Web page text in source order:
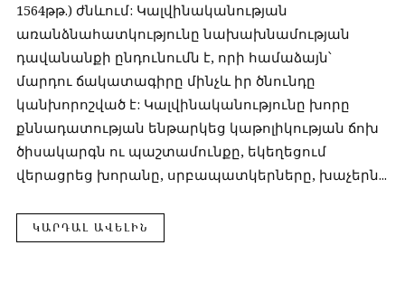
1564թթ.) ժնևում: Կալվինականության
առանձնահատկությունը նախախնամության
դավանանքի ընդունումն է, որի համաձայն՝
մարդու ճակատագիրը մինչև իր ծնունդը
կանխորոշված է: Կալվինականությունը խորը
քննադատության ենթարկեց կաթոլիկության ճոխ
ծիսակարգն ու պաշտամունքը, եկեղեցում
վերացրեց խորանը, սրբապատկերները, խաչերն...
ԿԱՐԴԱԼ ԱՎԵԼԻՆ